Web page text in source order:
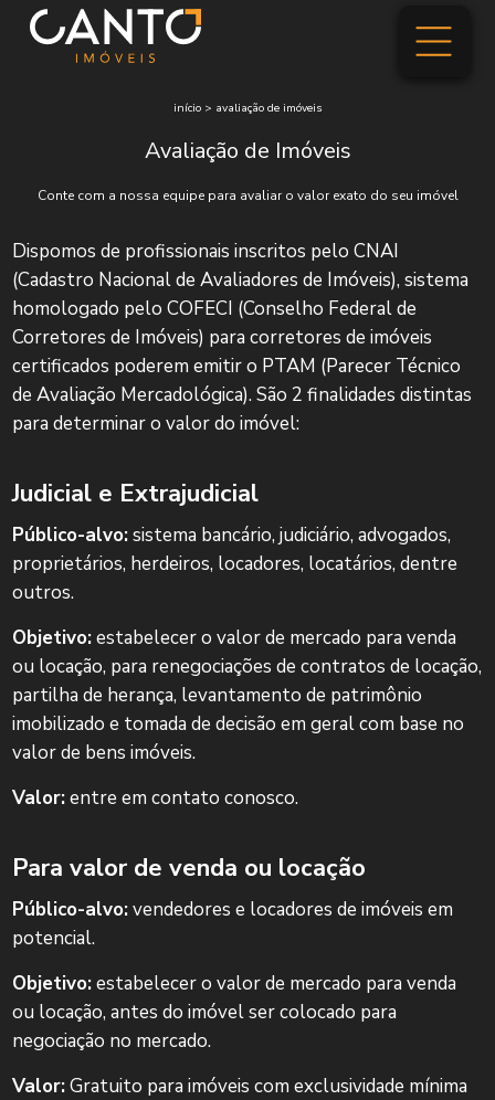
início> avaliação de imóveis
Avaliação de Imóveis
Conte com a nossa equipe para avaliar o valor exato do seu imóvel
Dispomos de profissionais inscritos pelo CNAI
(Cadastro Nacional de Avaliadores de Imóveis), sistema
homologado pelo COFECI (Conselho Federal de
Corretores de Imóveis) para corretores de imóveis
certificados poderem emitir o PTAM (Parecer Técnico
de Avaliação Mercadológica). São 2 finalidades distintas
para determinar o valor do imóvel:
Judicial e Extrajudicial
Público-alvo:sistema bancário, judiciário, advogados,
proprietários, herdeiros, locadores, locatários, dentre
outros.
Objetivo:estabelecer o valor de mercado para venda
ou locação, para renegociações de contratos de locação,
partilha de herança, levantamento de patrimônio
imobilizado e tomada de decisão em geral com base no
valor de bens imóveis.
Valor:entre em contato conosco.
Para valor de venda ou locação
Público-alvo:vendedores e locadores de imóveis em
potencial.
Objetivo:estabelecer o valor de mercado para venda
ou locação, antes do imóvel ser colocado para
negociação no mercado.
Valor:Gratuito para imóveis com exclusividade mínima